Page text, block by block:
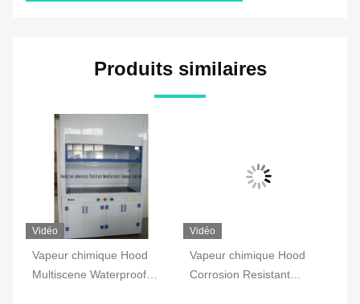
Produits similaires
Vidéo
Vapeur chimique Hood
Multiscene Waterproof
Vidéo
Vapeur chimique Hood
Corrosion Resistant